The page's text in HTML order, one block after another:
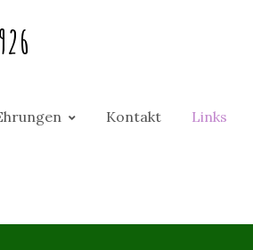
Kontakt Links